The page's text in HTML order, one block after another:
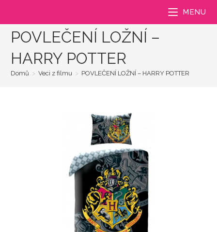
MENU
POVLEČENÍ LOŽNÍ –
HARRY POTTER
Domů > Veci z filmu > POVLEČENÍ LOŽNÍ – HARRY POTTER